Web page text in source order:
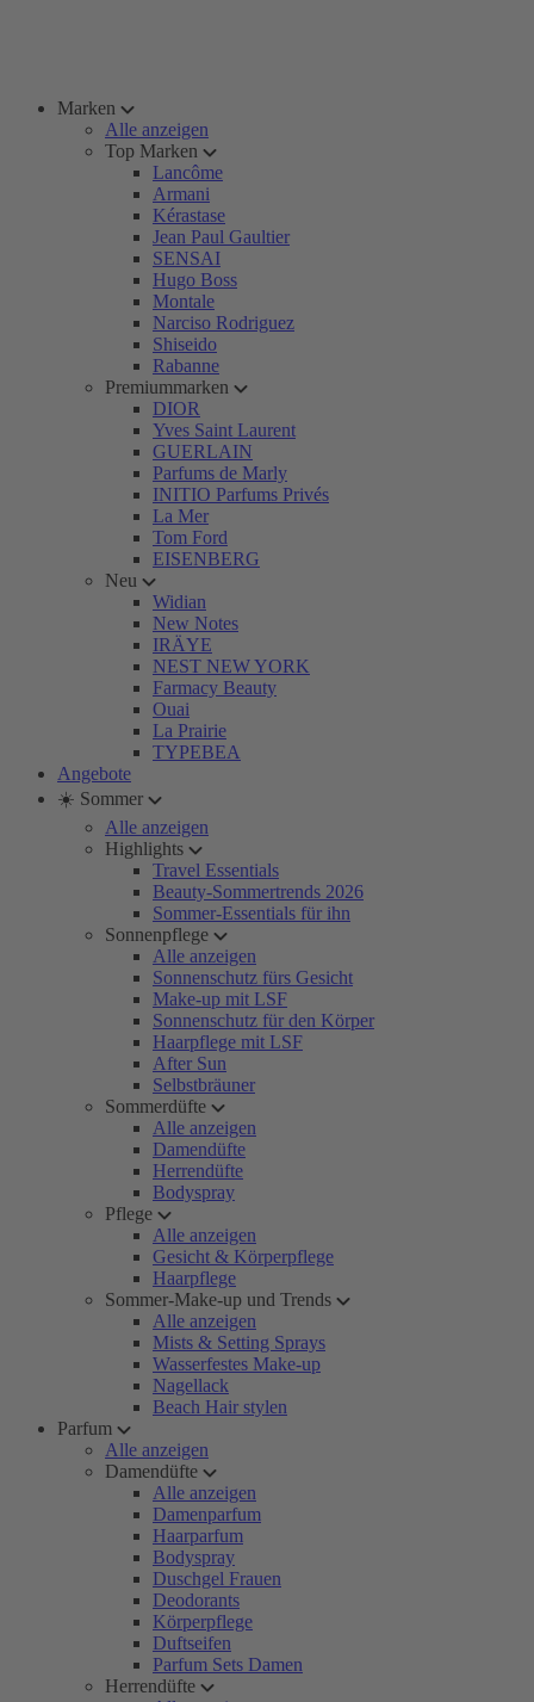
Marken
Alle anzeigen
Top Marken
Lancôme
Armani
Kérastase
Jean Paul Gaultier
SENSAI
Hugo Boss
Montale
Narciso Rodriguez
Shiseido
Rabanne
Premiummarken
DIOR
Yves Saint Laurent
GUERLAIN
Parfums de Marly
INITIO Parfums Privés
La Mer
Tom Ford
EISENBERG
Neu
Widian
New Notes
IRÄYE
NEST NEW YORK
Farmacy Beauty
Ouai
La Prairie
TYPEBEA
Angebote
☀️ Sommer
Alle anzeigen
Highlights
Travel Essentials
Beauty-Sommertrends 2026
Sommer-Essentials für ihn
Sonnenpflege
Alle anzeigen
Sonnenschutz fürs Gesicht
Make-up mit LSF
Sonnenschutz für den Körper
Haarpflege mit LSF
After Sun
Selbstbräuner
Sommerdüfte
Alle anzeigen
Damendüfte
Herrendüfte
Bodyspray
Pflege
Alle anzeigen
Gesicht & Körperpflege
Haarpflege
Sommer-Make-up und Trends
Alle anzeigen
Mists & Setting Sprays
Wasserfestes Make-up
Nagellack
Beach Hair stylen
Parfum
Alle anzeigen
Damendüfte
Alle anzeigen
Damenparfum
Haarparfum
Bodyspray
Duschgel Frauen
Deodorants
Körperpflege
Duftseifen
Parfum Sets Damen
Herrendüfte